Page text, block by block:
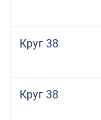
Круг 38
Круг 38